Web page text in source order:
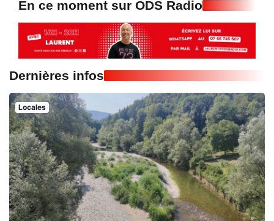
En ce moment sur ODS Radio
Dernières infos
Locales